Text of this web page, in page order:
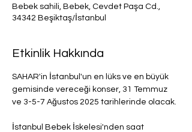
Bebek sahili, Bebek, Cevdet Paşa Cd.,
34342 Beşiktaş/İstanbul
Etkinlik Hakkında
SAHAR'in İstanbul'un en lüks ve en büyük
gemisinde vereceği konser, 31 Temmuz
ve 3-5-7 Ağustos 2025 tarihlerinde olacak.
İstanbul Bebek İskelesi'nden saat